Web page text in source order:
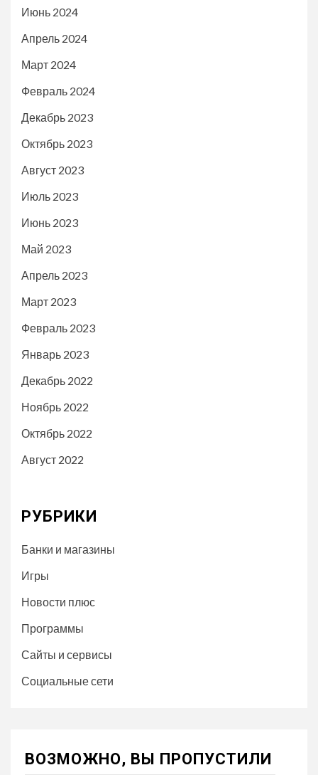
Июнь 2024
Апрель 2024
Март 2024
Февраль 2024
Декабрь 2023
Октябрь 2023
Август 2023
Июль 2023
Июнь 2023
Май 2023
Апрель 2023
Март 2023
Февраль 2023
Январь 2023
Декабрь 2022
Ноябрь 2022
Октябрь 2022
Август 2022
РУБРИКИ
Банки и магазины
Игры
Новости плюс
Программы
Сайты и сервисы
Социальные сети
ВОЗМОЖНО, ВЫ ПРОПУСТИЛИ